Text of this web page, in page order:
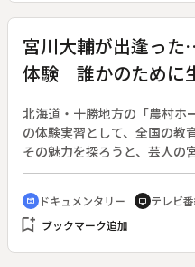
梨沙子選手、登坂絵莉選手
がチーム戦、２ｎｄステージ
○×クイズに挑戦していく。
が、今回新たに「被り直しチ
てゆく。憧れの「天才賞」を
者か。◆Ｐａｓｃｏプレゼン
宮川大輔が出逢っ
体験 誰かのために
北海道・十勝地方の「農村ホ
の体験実習として、全国の教
その魅力を探ろうと、芸人の
を訪ねた。都会と地方をつな
ー。◆子どもたちが農家に１
ームステイ」。農業の大切さ
もたちが、過疎化が進む農村
cinematic_blur ドキュメンタリー tv テレビ
bookmark_add ブックマーク追加